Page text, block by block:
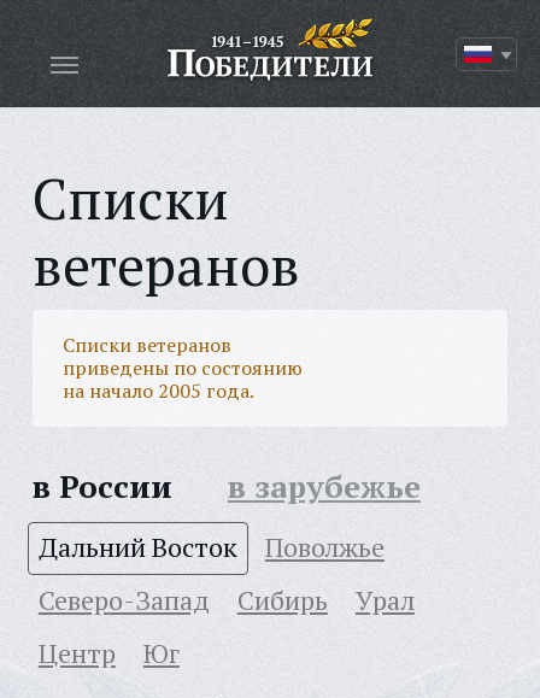
Списки
ветеранов
Списки ветеранов
приведены по состоянию
на начало 2005 года.
в России в зарубежье
Дальний Восток
Поволжье
Северо-Запад
Сибирь
Урал
Центр
Юг